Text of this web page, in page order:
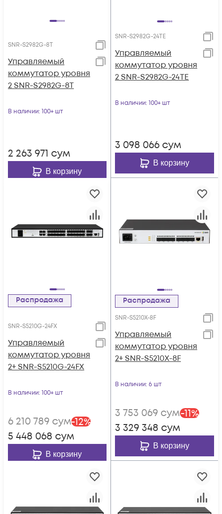
SNR-S2982G-8T
Управляемый
коммутатор уровня
2 SNR-S2982G-8T
В наличии: 100+ шт
2 263 971 сум
В корзину
SNR-S2982G-24TE
Управляемый
коммутатор уровня
2 SNR-S2982G-24TE
В наличии: 100+ шт
3 098 066 сум
В корзину
Распродажа
SNR-S5210G-24FX
Управляемый
коммутатор уровня
2+ SNR-S5210G-24FX
В наличии: 100+ шт
6 210 789 сум-12%
5 448 068 сум
В корзину
Распродажа
SNR-S5210X-8F
Управляемый
коммутатор уровня
2+ SNR-S5210X-8F
В наличии: 6 шт
3 753 069 сум-11%
3 329 348 сум
В корзину